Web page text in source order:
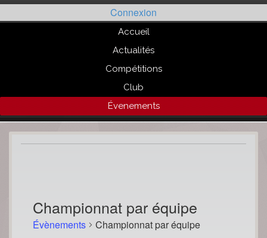
Passer
au
Connexion
Accueil
Actualités
Compétitions
Club
Évenements
Championnat par équipe
Évènements Championnat par équipe